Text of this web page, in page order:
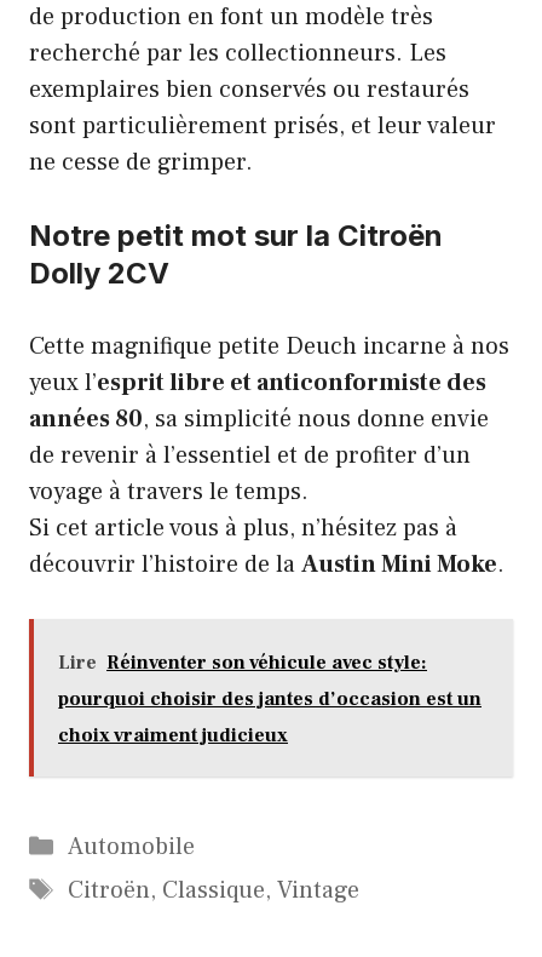
de production en font un modèle très
recherché par les collectionneurs. Les
exemplaires bien conservés ou restaurés
sont particulièrement prisés, et leur valeur
ne cesse de grimper.
Notre petit mot sur la Citroën
Dolly 2CV
Cette magnifique petite Deuch incarne à nos
yeux l’esprit libre et anticonformiste des
années 80, sa simplicité nous donne envie
de revenir à l’essentiel et de profiter d’un
voyage à travers le temps.
Si cet article vous à plus, n’hésitez pas à
découvrir l’histoire de laAustin Mini Moke.
Lire Réinventer son véhicule avec style:
pourquoi choisir des jantes d’occasion est un
choix vraiment judicieux
Catégories
Automobile
Étiquettes
Citroën, Classique, Vintage